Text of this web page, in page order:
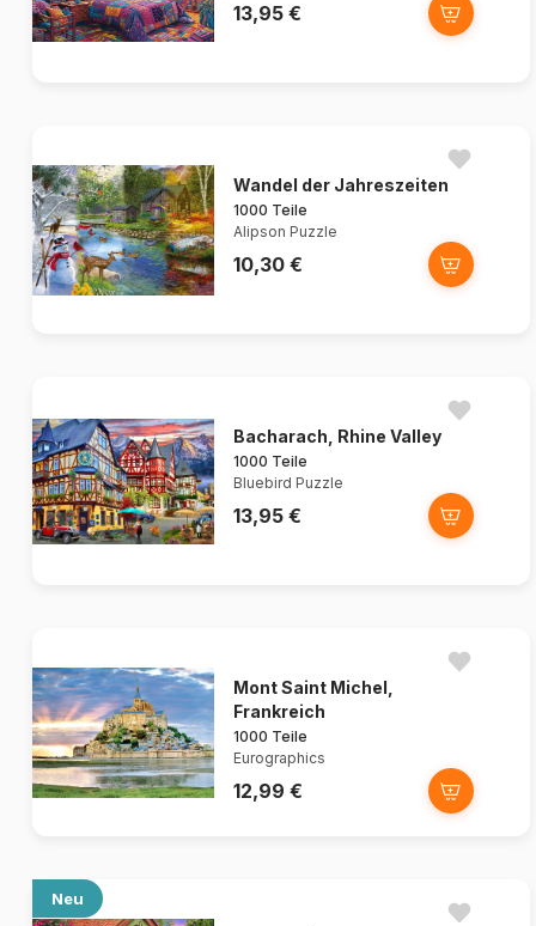
13,95 €
Wandel der Jahreszeiten
1000 Teile
Alipson Puzzle
10,30 €
Bacharach, Rhine Valley
1000 Teile
Bluebird Puzzle
13,95 €
Mont Saint Michel,
Frankreich
1000 Teile
Eurographics
12,99 €
Neu